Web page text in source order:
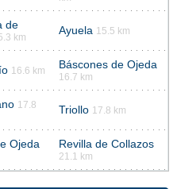
de
km
Ayuela 15.5 km
16.6 km Báscones de Ojeda
16.7 km
17.8
Triollo 17.8 km
Ojeda Revilla de Collazos
21.1 km